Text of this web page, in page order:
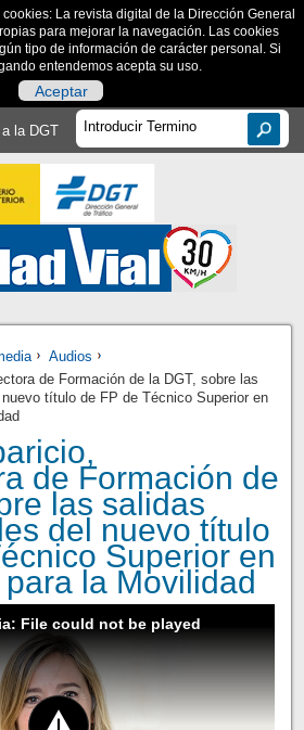
La revista digital de la Dirección General
para mejorar la navegación. Las cookies
tipo de información de carácter personal. Si
entendemos acepta su uso.
Aceptar
a la DGT
Audios
de Formación de la DGT, sobre las
título de FP de Técnico Superior en
de Formación de
las salidas
del nuevo título
Superior en
la Movilidad
File could not be played